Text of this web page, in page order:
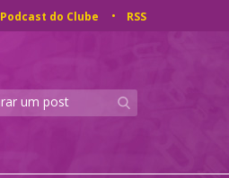
Podcast do Clube RSS